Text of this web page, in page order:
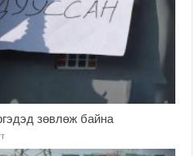
зөвлөж байна